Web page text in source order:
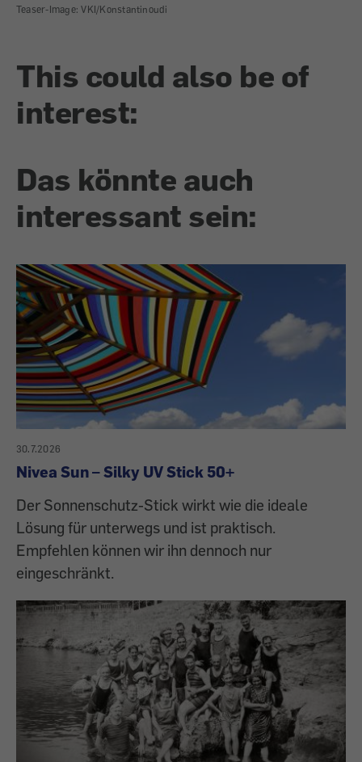
Teaser-Image: VKI/Konstantinoudi
This could also be of
interest:
Das könnte auch
interessant sein:
30.7.2026
Nivea Sun – Silky UV Stick 50+
Der Sonnenschutz-Stick wirkt wie die ideale
Lösung für unterwegs und ist praktisch.
Empfehlen können wir ihn dennoch nur
eingeschränkt.